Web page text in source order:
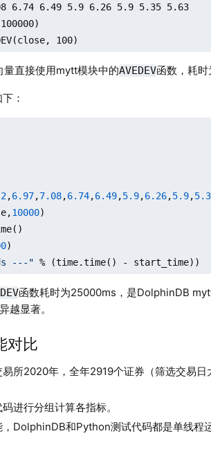
6.74 6.49 5.9 6.26 5.9 5.35 5.63
100)
量直接使用mytt模块中的AVEDEV函数，耗时
：
,6.97,7.08,6.74,6.49,5.9,6.26,5.9,
10000)
---" % (time.time() - start_time))
函数耗时为25000ms，是DolphinDB
越显著。
对比
所2020年，全年2919个证券（筛选交易
进行分组计算各指标。
DolphinDB和Python测试代码都是单线程运